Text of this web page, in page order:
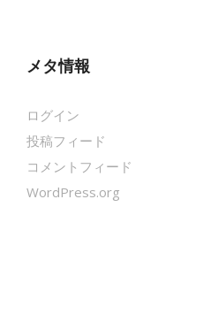
メタ情報
ログイン
投稿フィード
コメントフィード
WordPress.org